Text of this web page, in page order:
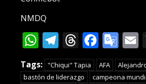
NMDQ
WhatsApp
Telegram
Threads
Tags: "Chiqui" Tapia AFA
bastón de liderazgo
campeona